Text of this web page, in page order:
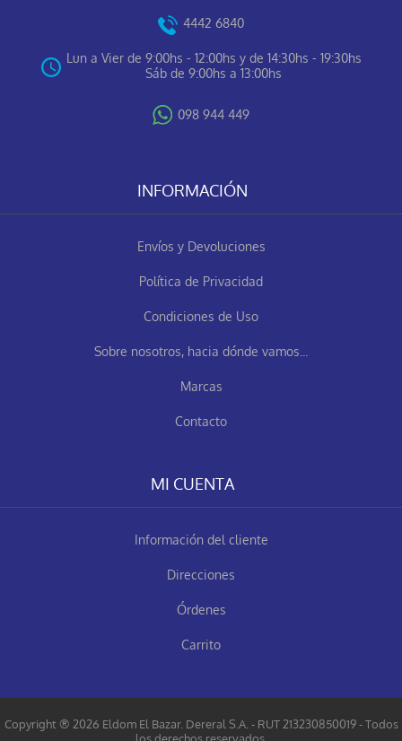
4442 6840
Lun a Vier de 9:00hs - 12:00hs y de 14:30hs - 19:30hs
Sáb de 9:00hs a 13:00hs
098 944 449
INFORMACIÓN
Envíos y Devoluciones
Política de Privacidad
Condiciones de Uso
Sobre nosotros, hacia dónde vamos...
Marcas
Contacto
MI CUENTA
Información del cliente
Direcciones
Órdenes
Carrito
Copyright ® 2026 Eldom El Bazar. Dereral S.A. - RUT 213230850019 - Todos